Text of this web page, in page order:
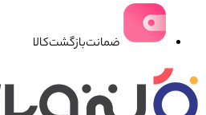
ضمانت‌بازگشت‌کالا